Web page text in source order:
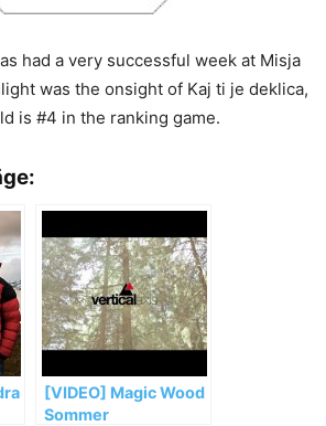
had a very successful week at Misja
was the onsight of Kaj ti je deklica,
is #4 in the ranking game.
[VIDEO] Magic Wood
Sommer